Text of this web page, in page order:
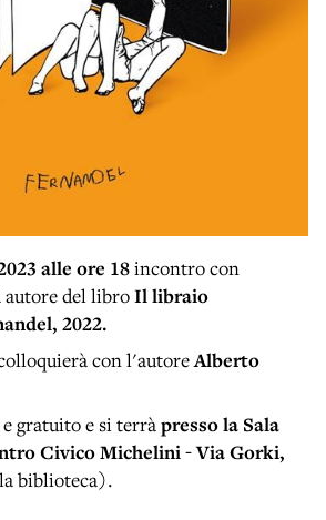
alle ore 18incontro con
autore del libroIl libraio
2022.
con l'autoreAlberto
gratuito e si terràpresso la Sala
Civico Michelini - Via Gorki,
biblioteca).